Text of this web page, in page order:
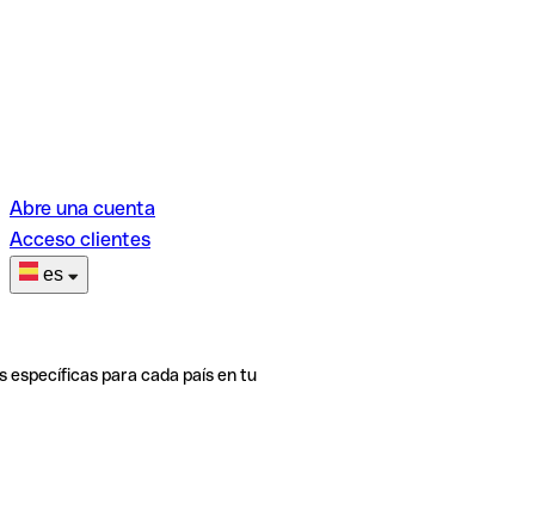
Abre una cuenta
Acceso clientes
es
específicas para cada país en tu